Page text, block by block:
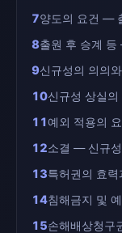
7양도의 요건 —
8출원 후 승계
9신규성의 의의
10신규성 상실
11예외 적용의
12소결 — 신규
13특허권의 효
14침해금지 및
15손해배상청구